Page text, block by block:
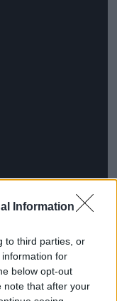
Information
to third parties, or
for
below opt-out
note that after your
-